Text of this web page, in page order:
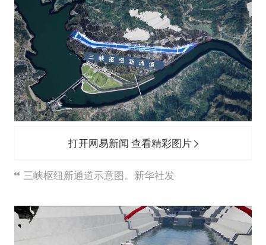
打开网易新闻 查看精彩图片
三峡枢纽新通道示意图。新华社发